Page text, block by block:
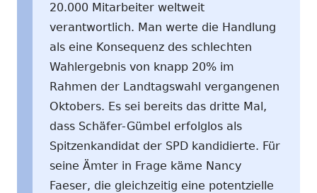
20.000 Mitarbeiter weltweit
verantwortlich. Man werte die Handlung
als eine Konsequenz des schlechten
Wahlergebnis von knapp 20% im
Rahmen der Landtagswahl vergangenen
Oktobers. Es sei bereits das dritte Mal,
dass Schäfer-Gümbel erfolglos als
Spitzenkandidat der SPD kandidierte. Für
seine Ämter in Frage käme Nancy
Faeser, die gleichzeitig eine potentzielle